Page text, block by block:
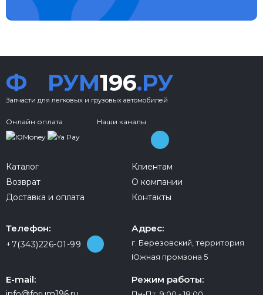
Ф РУМ196.РУ
Запчасти для легковых и грузовых автомобилей
Онлайн оплата Наши каналы
Каталог
Возврат
Доставка и оплата
Клиентам
О компании
Контакты
Телефон:
+7(343)226-01-99
Адрес:
г. Березовский, территория
Южная промзона 5
E-mail: Режим работы: